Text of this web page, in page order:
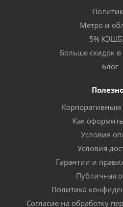
Метро и
5%
Больше скидок в
Блог
Корпоративным
Как оформить
Условия
Условия
Гарантии и
Публичная
Политика
Согласие на обработку